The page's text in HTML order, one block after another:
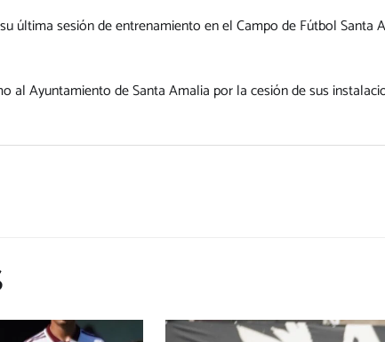
última sesión de entrenamiento en el Campo de Fútbol Santa
al Ayuntamiento de Santa Amalia por la cesión de sus